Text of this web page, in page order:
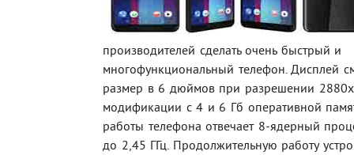
производителей сделать очень быстрый и
многофункциональный телефон. Дисплей
размер в 6 дюймов при разрешении
модификации с 4 и 6 Гб оперативной
работы телефона отвечает 8-ядерный
до 2,45 ГГц. Продолжительную работу